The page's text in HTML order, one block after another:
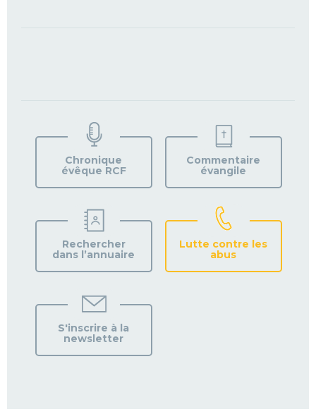
VOTRE
PAROISSE
Chronique
évêque RCF
Commentaire
évangile
Rechercher
dans l’annuaire
Lutte contre les
abus
S'inscrire à la
newsletter